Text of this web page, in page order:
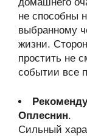
не способны
выбранному
жизни.
простить не
событии все
Оплеснин.
Сильный